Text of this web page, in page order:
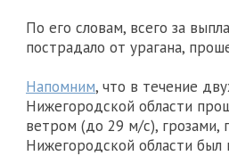
По его словам, всего за
пострадало от урагана,
Напомним, что в течение
Нижегородской области
ветром (до 29 м/с), грозами,
Нижегородской области